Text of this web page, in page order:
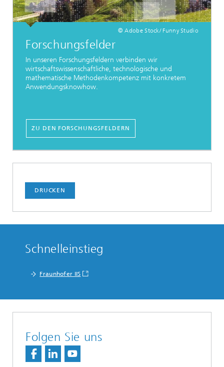
© Adobe Stock/ Funny Studio
Forschungsfelder
In unseren Forschungsfeldern verbinden wir
wirtschaftswissenschaftliche, technologische und
mathematische Methodenkompetenz mit konkretem
Anwendungsknowhow.
ZU DEN FORSCHUNGSFELDERN
DRUCKEN
Schnelleinstieg
Fraunhofer IIS
Folgen Sie uns